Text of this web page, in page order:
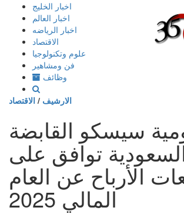
إذهب
المحتوى
اخبار الخليج
اخبار العالم
اخبار الرياضه
الاقتصاد
علوم وتكنولوجيا
فن ومشاهير
وظائف
الارشيف / الاقتصاد
سيسكو القابضة
توافق على
الأرباح عن العام
المالي 2025